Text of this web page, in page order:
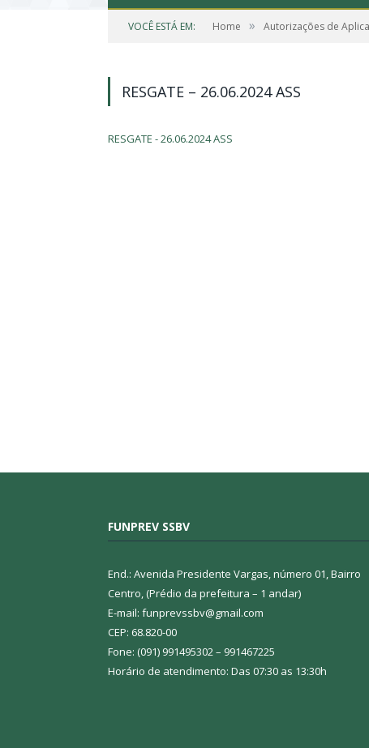
VOCÊ ESTÁ EM: Home » Autorizações de
RESGATE – 26.06.2024 ASS
RESGATE - 26.06.2024 ASS
FUNPREV SSBV
End.: Avenida Presidente Vargas, número 01, Bairro
Centro, (Prédio da prefeitura – 1 andar)
E-mail: funprevssbv@gmail.com
CEP: 68.820-00
Fone: (091) 991495302 – 991467225
Horário de atendimento: Das 07:30 as 13:30h